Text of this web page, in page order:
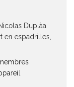
Duplàa.
en espadrilles,